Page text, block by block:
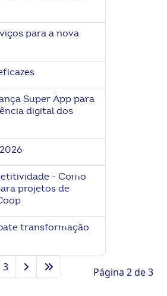
para a nova
Super App para
digital dos
- Como
projetos de
transformação
Página 2 de 3
3